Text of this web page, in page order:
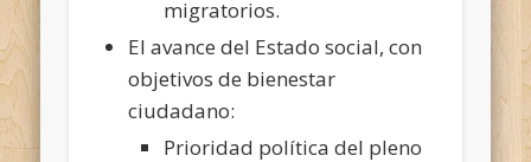
migratorios.
El avance del Estado social, con
objetivos de bienestar
ciudadano:
Prioridad política del pleno